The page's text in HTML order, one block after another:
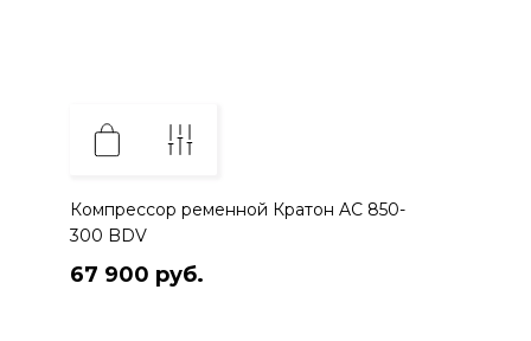
Компрессор ременной Кратон AC 850-
300 BDV
67 900 руб.